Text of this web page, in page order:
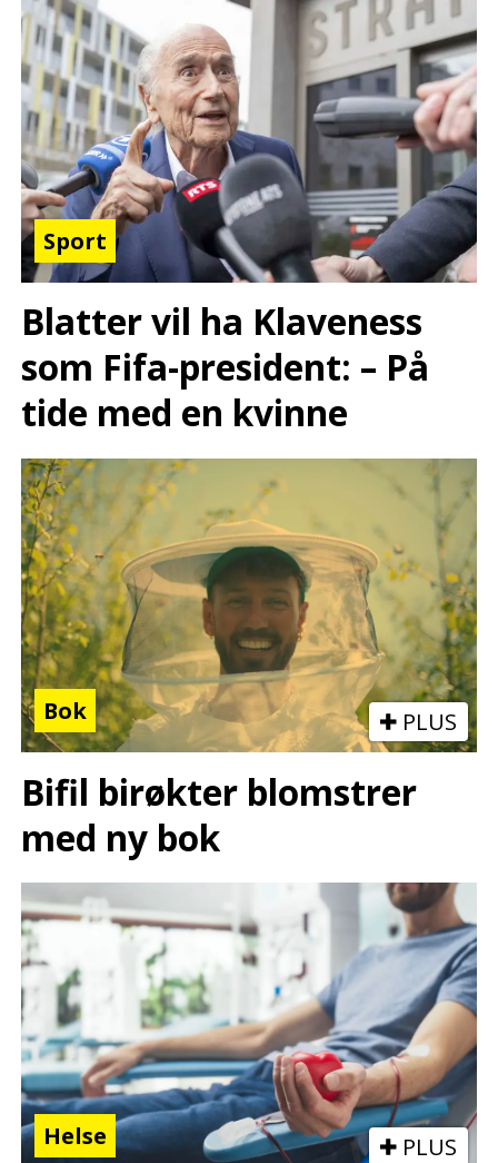
Sport
Blatter vil ha Klaveness
som Fifa-president: – På
tide med en kvinne
Bok PLUS
Bifil birøkter blomstrer
med ny bok
Helse PLUS